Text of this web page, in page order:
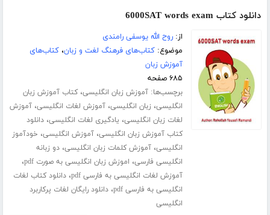
دانلود کتاب 6000SAT words exam
از:روح الله یوسفی رامندی
موضوع:کتاب‌های فرهنگ لغت و زبان،کتاب‌های
آموزش زبان
۶۸۵ صفحه
برچسب‌ها:آموزش زبان انگلیسی،کتاب آموزش زبان
انگلیسی، زبان انگلیسی،آموزش لغات انگلیسی،آموزش
لغات زبان انگلیسی، یادگیری لغات انگلیسی،دانلود
کتاب آموزش زبان انگلیسی،آموزش انگلیسی، خودآموز
انگلیسی،آموزش کلمات زبان انگلیسی،دو زبانه
انگلیسی فارسی، اموزش زبان انگلیسی به صورت pdf ،
آموزش لغات انگلیسی به فارسی pdf ،دانلود کتاب لغات
انگلیسی به فارسی pdf
،دانلود رایگان لغات پرکاربرد
انگلیسی